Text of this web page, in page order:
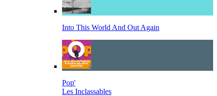
Into This World And Out Again
Pop'
Les Inclassables